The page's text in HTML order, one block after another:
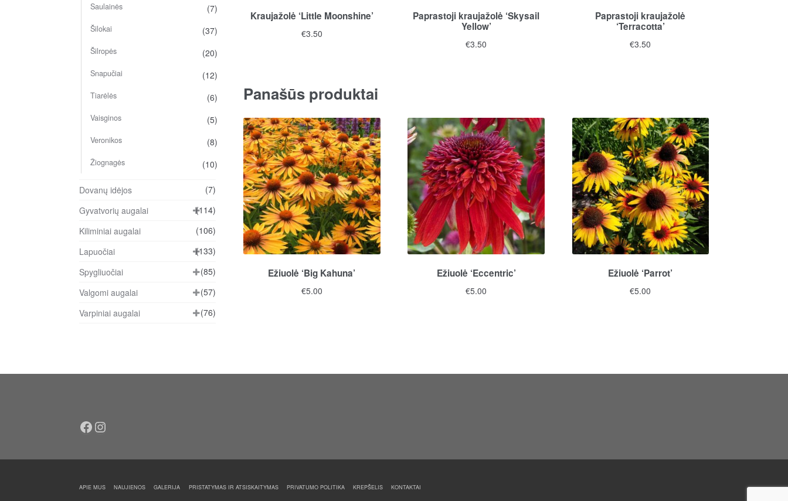
Kraujažolė ‘Little Moonshine’
€3.50
Paprastoji kraujažolė ‘Skysail
Yellow’
€3.50
Paprastoji kraujažolė
‘Terracotta’
€3.50
Panašūs produktai
Ežiuolė ‘Big Kahuna’
€5.00
Ežiuolė ‘Eccentric’
€5.00
Ežiuolė ‘Parrot’
€5.00
Saulainės (7)
Šilokai (37)
Šilropės (20)
Snapučiai (12)
Tiarėlės (6)
Vaisginos (5)
Veronikos (8)
Žiognagės (10)
Dovanų idėjos
(7)
Gyvatvorių augalai
(114)
Kiliminiai augalai
(106)
Lapuočiai
(133)
Spygliuočiai
(85)
Valgomi augalai
(57)
Varpiniai augalai
(76)
Facebook
Instagram
APIE MUS NAUJIENOS GALERIJA PRISTATYMAS IR ATSISKAITYMAS PRIVATUMO POLITIKA KREPŠELIS KONTAKTAI